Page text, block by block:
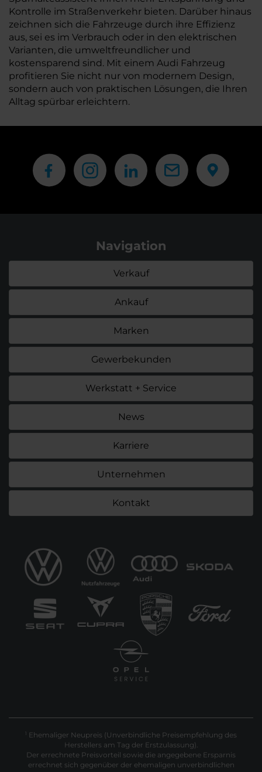
Kontrolle im Straßenverkehr bieten. Darüber hinaus
zeichnen sich die Fahrzeuge durch ihre Effizienz
aus, sei es im Verbrauch oder in den elektrischen
Varianten, die umweltfreundlicher und
kostensparend sind. Mit einem Audi Fahrzeug
profitieren Sie nicht nur von modernem Design,
sondern auch von praktischen Lösungen, die Ihren
Alltag spürbar erleichtern.
Navigation
Verkauf
Ankauf
Marken
Gewerbekunden
Werkstatt + Service
News
Karriere
Unternehmen
Kontakt
1 Ehemaliger Neupreis (Unverbindliche Preisempfehlung des
Herstellers am Tag der Erstzulassung).
Der errechnete Preisvorteil sowie die angegebene Ersparnis
errechnet sich gegenüber der ehemaligen unverbindlichen